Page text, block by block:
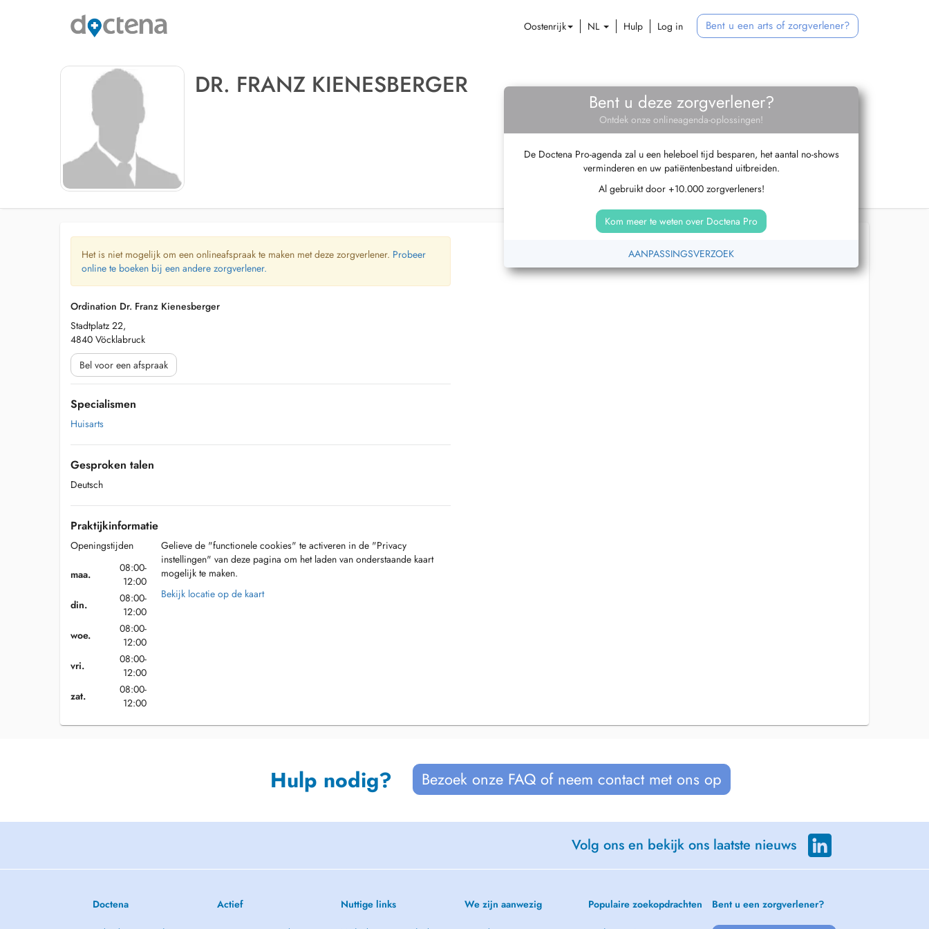
Oostenrijk NL Hulp Log in Bent u een arts of zorgverlener?
DR. FRANZ KIENESBERGER
Bent u deze zorgverlener?
Ontdek onze onlineagenda-oplossingen!
De Doctena Pro-agenda zal u een heleboel tijd besparen, het aantal no-shows
verminderen en uw patiëntenbestand uitbreiden.
Al gebruikt door +10.000 zorgverleners!
Kom meer te weten over Doctena Pro
AANPASSINGSVERZOEK
Het is niet mogelijk om een onlineafspraak te maken met deze zorgverlener. Probeer
online te boeken bij een andere zorgverlener.
Ordination Dr. Franz Kienesberger
Stadtplatz 22,
4840 Vöcklabruck
Bel voor een afspraak
Specialismen
Huisarts
Gesproken talen
Deutsch
Praktijkinformatie
Openingstijden
maa.
08:00-
12:00
din.
08:00-
12:00
woe.
08:00-
12:00
vri.
08:00-
12:00
zat.
08:00-
12:00
Gelieve de "functionele cookies" te activeren in de "Privacy
instellingen" van deze pagina om het laden van onderstaande kaart
mogelijk te maken.
Bekijk locatie op de kaart
Hulp nodig? Bezoek onze FAQ of neem contact met ons op
Volg ons en bekijk ons laatste nieuws
Doctena Actief Nuttige links We zijn aanwezig Populaire zoekopdrachten Bent u een zorgverlener?